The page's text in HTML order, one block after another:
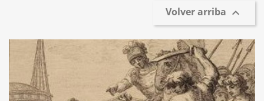
Volver arriba 